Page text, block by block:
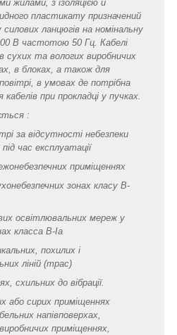
жилами, з ізоляцією й
пластикату призначений
ланцюгів на номінальну
В частотою 50 Гц. Кабелі
сухих та вологих виробничих
в блоках, а також для
в умовах де потрібна
при прокладці у пучках.
:
за відсутності небезпеки
час експлуатації
приміщеннях
зонах класу B-
освітлювальних мереж у
класса В-Ia
похилих і
ліній (трас)
схильних до вібрації.
або сирих приміщеннях
напівповерхах,
виробничих приміщеннях,